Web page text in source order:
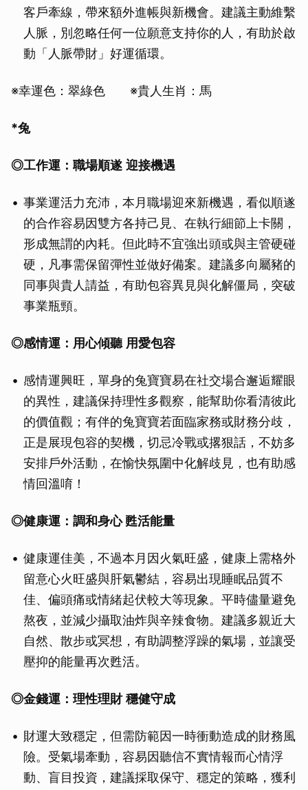
客戶牽線，帶來額外進帳與新機會。建議主動維繫
人脈，別忽略任何一位願意支持你的人，有助於啟
動「人脈帶財」好運循環。
※幸運色：翠綠色 ※貴人生肖：馬
*兔
◎工作運：職場順遂 迎接機遇
事業運活力充沛，本月職場迎來新機遇，看似順遂
的合作容易因雙方各持己見、在執行細節上卡關，
形成無謂的內耗。但此時不宜強出頭或與主管硬碰
硬，凡事需保留彈性並做好備案。建議多向屬豬的
同事與貴人請益，有助包容異見與化解僵局，突破
事業瓶頸。
◎感情運：用心傾聽 用愛包容
感情運興旺，單身的兔寶寶易在社交場合邂逅耀眼
的異性，建議保持理性多觀察，能幫助你看清彼此
的價值觀；有伴的兔寶寶若面臨家務或財務分歧，
正是展現包容的契機，切忌冷戰或撂狠話，不妨多
安排戶外活動，在愉快氛圍中化解歧見，也有助感
情回溫唷！
◎健康運：調和身心 甦活能量
健康運佳美，不過本月因火氣旺盛，健康上需格外
留意心火旺盛與肝氣鬱結，容易出現睡眠品質不
佳、偏頭痛或情緒起伏較大等現象。平時儘量避免
熬夜，並減少攝取油炸與辛辣食物。建議多親近大
自然、散步或冥想，有助調整浮躁的氣場，並讓受
壓抑的能量再次甦活。
◎金錢運：理性理財 穩健守成
財運大致穩定，但需防範因一時衝動造成的財務風
險。受氣場牽動，容易因聽信不實情報而心情浮
動、盲目投資，建議採取保守、穩定的策略，獲利